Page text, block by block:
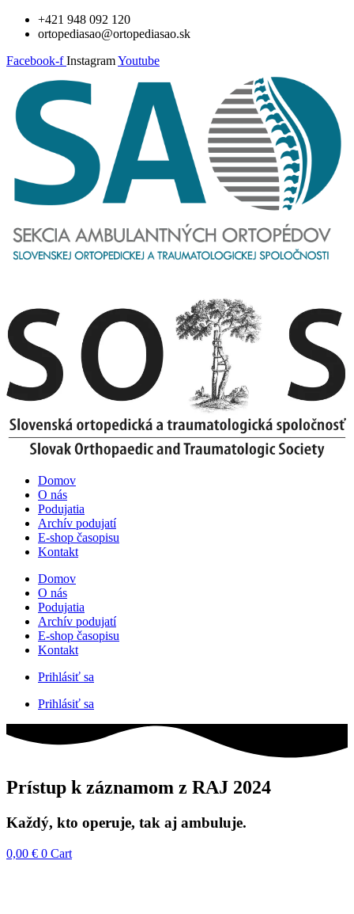
Preskočiť+421 948 092 120
ortopediasao@ortopediasao.sk
Facebook-f InstagramYoutube
Domov
O nás
Podujatia
Archív podujatí
E-shop časopisu
Kontakt
Domov
O nás
Podujatia
Archív podujatí
E-shop časopisu
Kontakt
Prihlásiť sa
Prihlásiť sa
Prístup k záznamom z RAJ 2024
Každý, kto operuje, tak aj ambuluje.
0,00 € 0 Cart